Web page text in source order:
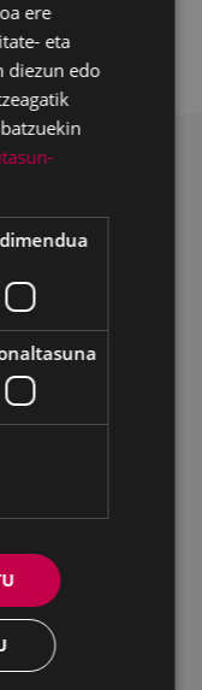
guztiak
du
ere
eta
diezun edo